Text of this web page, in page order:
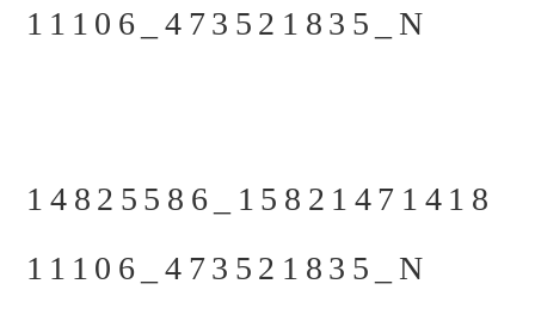
11106_473521835_N
14825586_15821471418
11106_473521835_N